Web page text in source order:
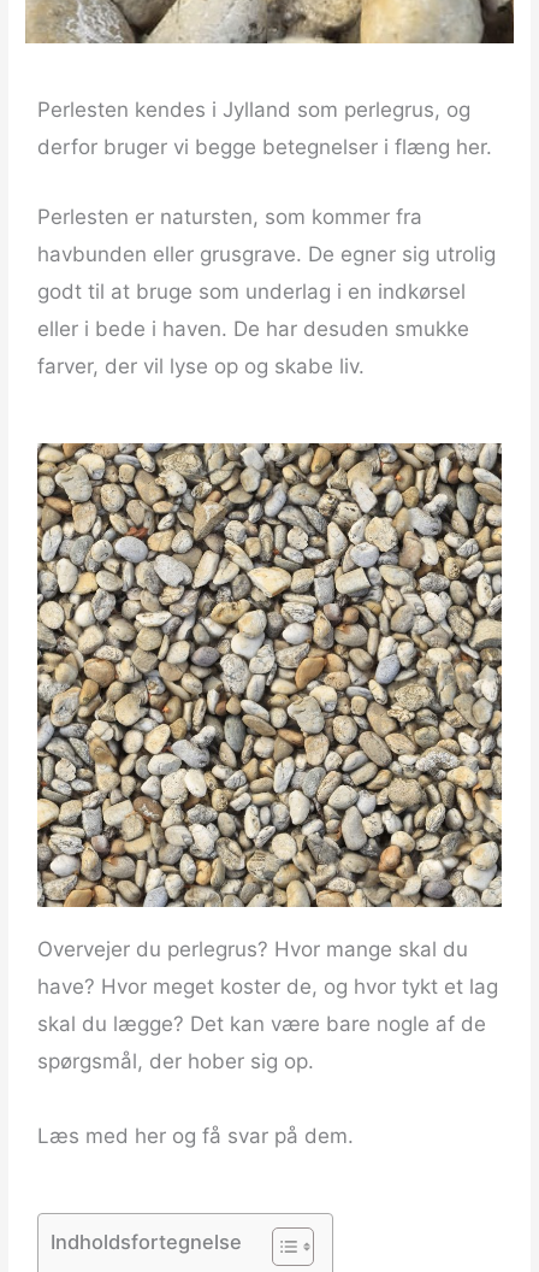
Perlesten kendes i Jylland som perlegrus, og
derfor bruger vi begge betegnelser i flæng her.
Perlesten er natursten, som kommer fra
havbunden eller grusgrave. De egner sig utrolig
godt til at bruge som underlag i en indkørsel
eller i bede i haven. De har desuden smukke
farver, der vil lyse op og skabe liv.
Overvejer du perlegrus? Hvor mange skal du
have? Hvor meget koster de, og hvor tykt et lag
skal du lægge? Det kan være bare nogle af de
spørgsmål, der hober sig op.
Læs med her og få svar på dem.
Indholdsfortegnelse